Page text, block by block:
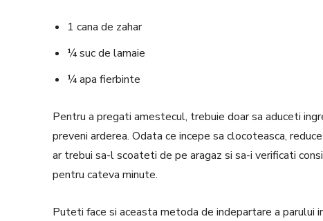
1 cana de zahar
¼ suc de lamaie
¼ apa fierbinte
Pentru a pregati amestecul, trebuie doar sa aduceti
preveni arderea. Odata ce incepe sa clocoteasca,
ar trebui sa-l scoateti de pe aragaz si sa-i verificati
pentru cateva minute.
Puteti face si aceasta metoda de indepartare a parului